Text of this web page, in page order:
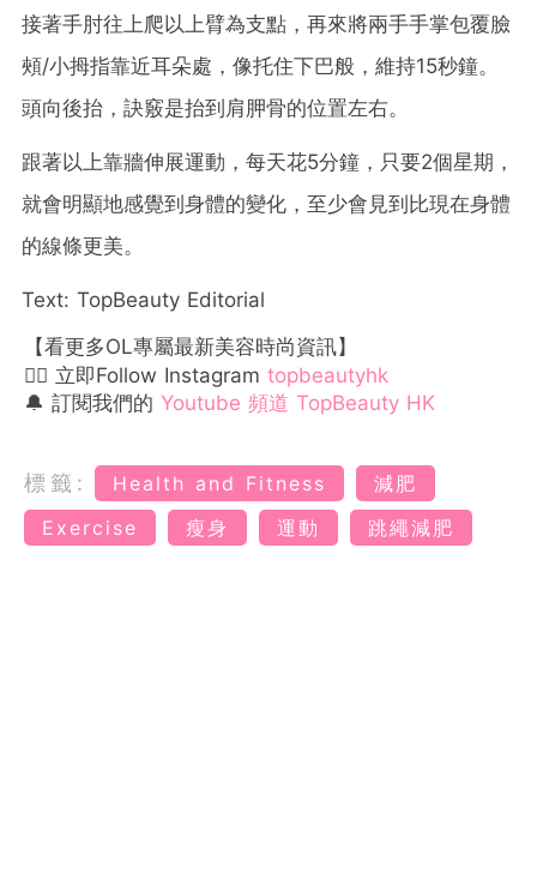
接著手肘往上爬以上臂為支點，再來將兩手手掌包覆臉
頰/小拇指靠近耳朵處，像托住下巴般，維持15秒鐘。
頭向後抬，訣竅是抬到肩胛骨的位置左右。
跟著以上靠牆伸展運動，每天花5分鐘，只要2個星期，
就會明顯地感覺到身體的變化，至少會見到比現在身體
的線條更美。
Text: TopBeauty Editorial
【看更多OL專屬最新美容時尚資訊】
👉🏻 立即Follow Instagram topbeautyhk
🔔 訂閱我們的 Youtube 頻道 TopBeauty HK
標籤: Health and Fitness
減肥
Exercise
瘦身 運動 跳繩減肥